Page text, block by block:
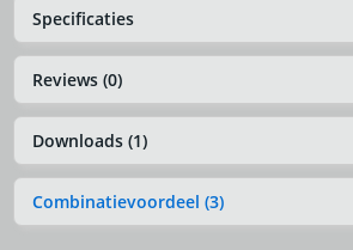
Specificaties
Reviews (0)
Downloads (1)
Combinatievoordeel (3)